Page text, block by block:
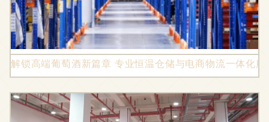
解锁高端葡萄酒新篇章 专业恒温仓储与电商物流一体化服